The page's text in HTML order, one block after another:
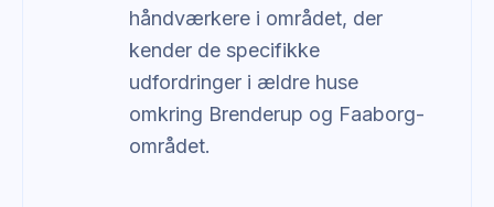
håndværkere i området, der
kender de specifikke
udfordringer i ældre huse
omkring Brenderup og Faaborg-
området.